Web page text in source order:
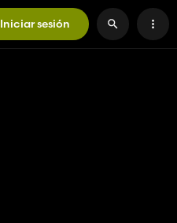
Iniciar sesión